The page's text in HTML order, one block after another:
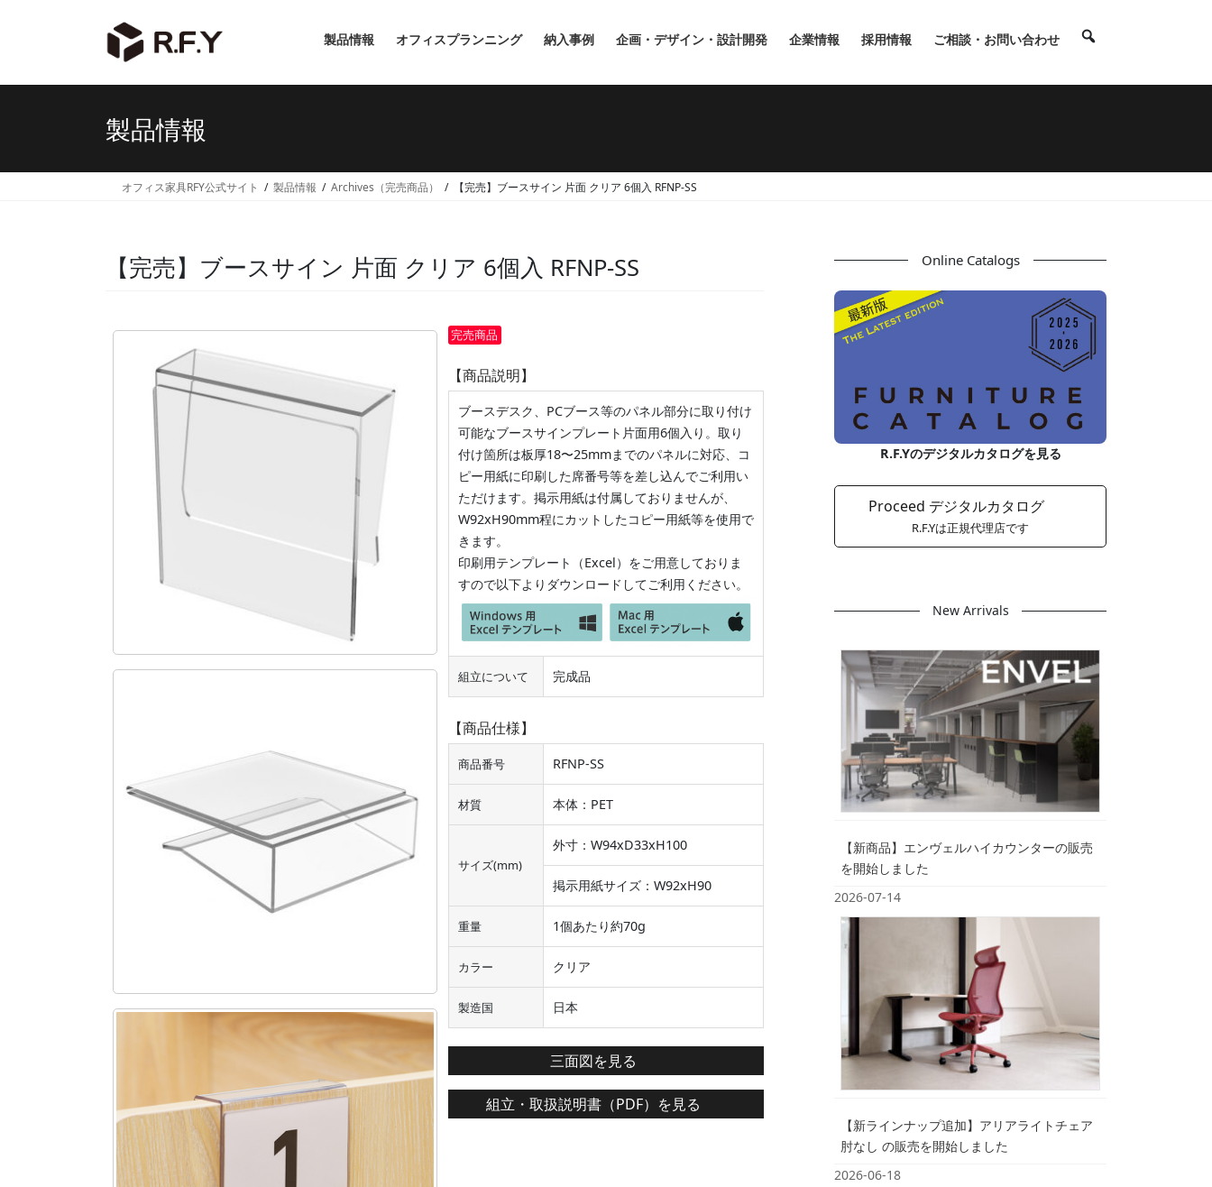
製品情報 オフィスプランニング 納入事例 企画・デザイン・設計開発 企業情報 採用情報 ご相談・お問い合わせ
製品情報
オフィス家具RFY公式サイト 製品情報 Archives（完売商品） 【完売】ブースサイン 片面 クリア 6個入 RFNP-SS
【完売】ブースサイン 片面 クリア 6個入 RFNP-SS
完売商品
【商品説明】
ブースデスク、PCブース等のパネル部分に取り付け
可能なブースサインプレート片面用6個入り。取り
付け箇所は板厚18〜25mmまでのパネルに対応、コ
ピー用紙に印刷した席番号等を差し込んでご利用い
ただけます。掲示用紙は付属しておりませんが、
W92xH90mm程にカットしたコピー用紙等を使用で
きます。
印刷用テンプレート（Excel）をご用意しておりま
すので以下よりダウンロードしてご利用ください。
組立について 完成品
【商品仕様】
商品番号 RFNP-SS
材質 本体：PET
サイズ(mm)
外寸：W94xD33xH100
掲示用紙サイズ：W92xH90
重量 1個あたり約70g
カラー クリア
製造国 日本
三面図を見る
組立・取扱説明書（PDF）を見る
Online Catalogs
R.F.Yのデジタルカタログを見る
Proceed デジタルカタログ
R.F.Yは正規代理店です
New Arrivals
【新商品】エンヴェルハイカウンターの販売
を開始しました
2026-07-14
【新ラインナップ追加】アリアライトチェア
肘なし の販売を開始しました
2026-06-18